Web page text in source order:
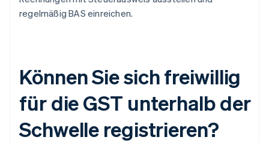
regelmäßig BAS einreichen.
Können Sie sich freiwillig
für die GST unterhalb der
Schwelle registrieren?